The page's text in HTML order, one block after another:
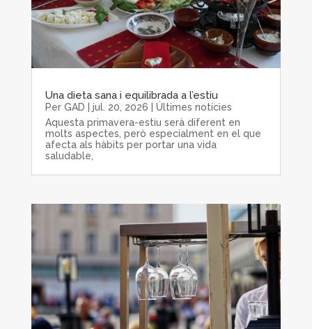
Una dieta sana i equilibrada a l’estiu
Per GAD jul. 20, 2026
Últimes notícies
Aquesta primavera-estiu serà diferent en
molts aspectes, però especialment en el que
afecta als hàbits per portar una vida
saludable,